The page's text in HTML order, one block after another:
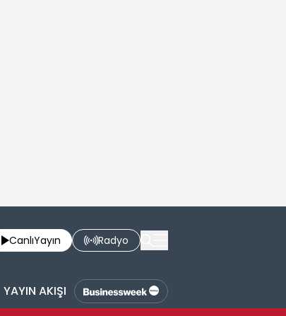
CanlıYayın Radyo
YAYIN AKIŞI